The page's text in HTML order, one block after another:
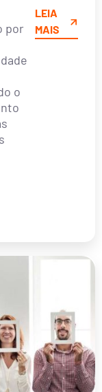
por
o
LEIA
MAIS